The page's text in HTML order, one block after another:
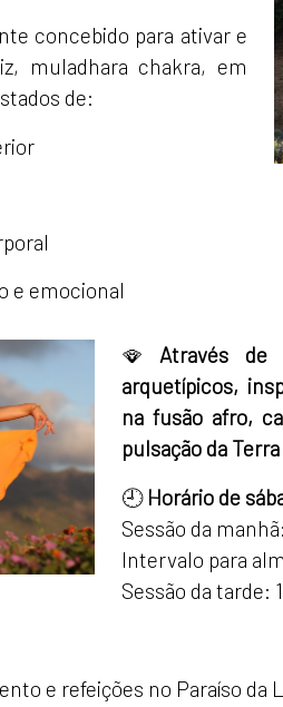
concebido para ativar e
muladhara chakra, em
de:
e emocional
🪭 Através de
arquetípicos,
na fusão afro,
pulsação da
🕘 Horário de
Sessão da
Intervalo para
Sessão da tarde:
e refeições no Paraíso da